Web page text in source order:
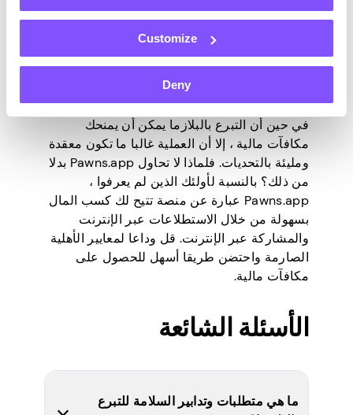
Customize
Deny
Pawns.app: طريقة
أسهل لكسب المال
في حين أن التبرع بالبلازما يمكن أن يمنحك
مكافآت مالية ، إلا أن العملية غالبا ما تكون معقدة
ومليئة بالتحديات. فلماذا لا تحاول Pawns.app بدلا
من ذلك؟ بالنسبة لأولئك الذين لم يعرفوا ،
Pawns.app عبارة عن منصة تتيح لك
كسب المال
بسهولة من خلال الاستطلاعات عبر الإنترنت
والمشاركة عبر الإنترنت. قل وداعا لمعايير الأهلية
الصارمة واحتضن طريقا أسهل للحصول على
مكافآت مالية.
الأسئلة الشائعة
ما هي متطلبات وتدابير السلامة للتبرع